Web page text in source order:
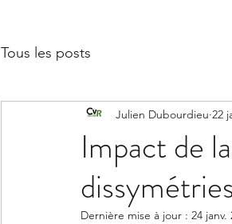
Tous les posts
Impact de
Julien Dubourdieu 22
Dernière mise à jour : 24 janv.